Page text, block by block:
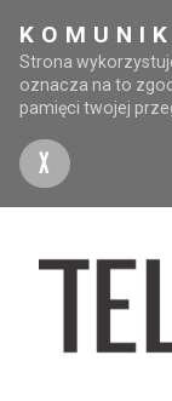
Strona
oznacza na to
pamięci twojej
X